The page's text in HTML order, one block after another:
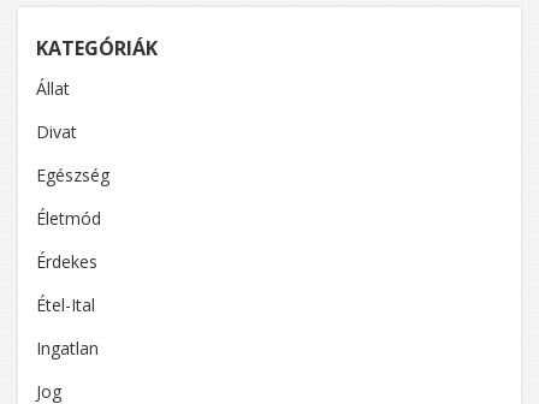
KATEGÓRIÁK
Állat
Divat
Egészség
Életmód
Érdekes
Étel-Ital
Ingatlan
Jog